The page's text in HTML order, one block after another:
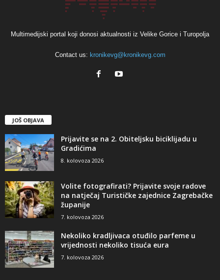
Multimedijski portal koji donosi aktualnosti iz Velike Gorice i Turopolja
Contact us: kronikevg@kronikevg.com
JOŠ OBJAVA
Prijavite se na 2. Obiteljsku biciklijadu u
Gradićima
8. kolovoza 2026
Volite fotografirati? Prijavite svoje radove
na natječaj Turističke zajednice Zagrebačke
županije
7. kolovoza 2026
Nekoliko kradljivaca otuđilo parfeme u
vrijednosti nekoliko tisuća eura
7. kolovoza 2026